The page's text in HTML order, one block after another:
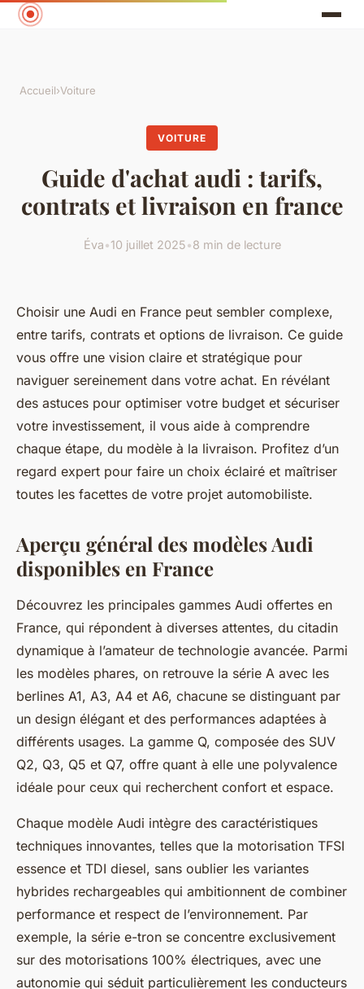
Accueil›Voiture
VOITURE
Guide d'achat audi : tarifs,
contrats et livraison en france
Éva•10 juillet 2025•8 min de lecture
Choisir une Audi en France peut sembler complexe,
entre tarifs, contrats et options de livraison. Ce guide
vous offre une vision claire et stratégique pour
naviguer sereinement dans votre achat. En révélant
des astuces pour optimiser votre budget et sécuriser
votre investissement, il vous aide à comprendre
chaque étape, du modèle à la livraison. Profitez d’un
regard expert pour faire un choix éclairé et maîtriser
toutes les facettes de votre projet automobiliste.
Aperçu général des modèles Audi
disponibles en France
Découvrez les principales gammes Audi offertes en
France, qui répondent à diverses attentes, du citadin
dynamique à l’amateur de technologie avancée. Parmi
les modèles phares, on retrouve la série A avec les
berlines A1, A3, A4 et A6, chacune se distinguant par
un design élégant et des performances adaptées à
différents usages. La gamme Q, composée des SUV
Q2, Q3, Q5 et Q7, offre quant à elle une polyvalence
idéale pour ceux qui recherchent confort et espace.
Chaque modèle Audi intègre des caractéristiques
techniques innovantes, telles que la motorisation TFSI
essence et TDI diesel, sans oublier les variantes
hybrides rechargeables qui ambitionnent de combiner
performance et respect de l’environnement. Par
exemple, la série e-tron se concentre exclusivement
sur des motorisations 100% électriques, avec une
autonomie qui séduit particulièrement les conducteurs